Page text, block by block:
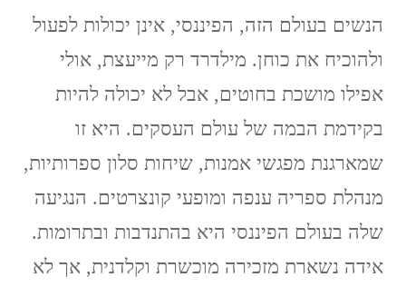
הנשים בעולם הזה, הפיננסי, אינן יכולות לפעול
ולהוכיח את כוחן. מילדרד רק מייעצת, אולי
אפילו מושכת בחוטים, אבל לא יכולה להיות
בקידמת הבמה של עולם העסקים. היא זו
שמארגנת מפגשי אמנות, שיחות סלון ספרותיות,
מנהלת ספריה ענפה ומופעי קונצרטים. הנגיעה
שלה בעולם הפיננסי היא בהתנדבות ובתרומות.
אידה נשארת מזכירה מוכשרת וקלדנית, אך לא